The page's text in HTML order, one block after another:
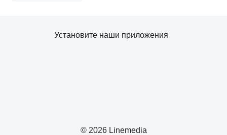
© 2026 Linemedia
Установите наши приложения